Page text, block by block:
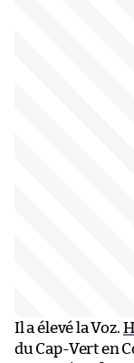
Il a élevé la Voz.
du Cap-Vert en